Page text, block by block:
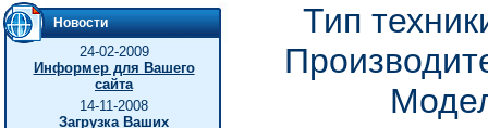
Новости
24-02-2009
Информер для Вашего
сайта
14-11-2008
Загрузка Ваших
Тип